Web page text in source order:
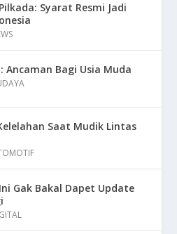
Syarat Resmi Jadi
Ancaman Bagi Usia Muda
Saat Mudik Lintas
Gak Bakal Dapet Update